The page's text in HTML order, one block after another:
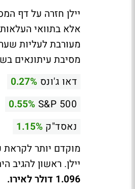
יילן חזרה על דף
אלא בתוואי
מעורבת לעליות
מסיבת עיתונאים
דאו ג'ונס 0.27%
S&P 500
0.55%
נאסד"ק 1.15%
מוקדם יותר
יילן. ראשון להגיב היה
1.096 דולר לאירו.